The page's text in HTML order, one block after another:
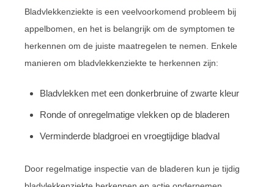
Bladvlekkenziekte is een veelvoorkomend probleem bij
appelbomen, en het is belangrijk om de symptomen te
herkennen om de juiste maatregelen te nemen. Enkele
manieren om bladvlekkenziekte te herkennen zijn:
Bladvlekken met een donkerbruine of zwarte kleur
Ronde of onregelmatige vlekken op de bladeren
Verminderde bladgroei en vroegtijdige bladval
Door regelmatige inspectie van de bladeren kun je tijdig